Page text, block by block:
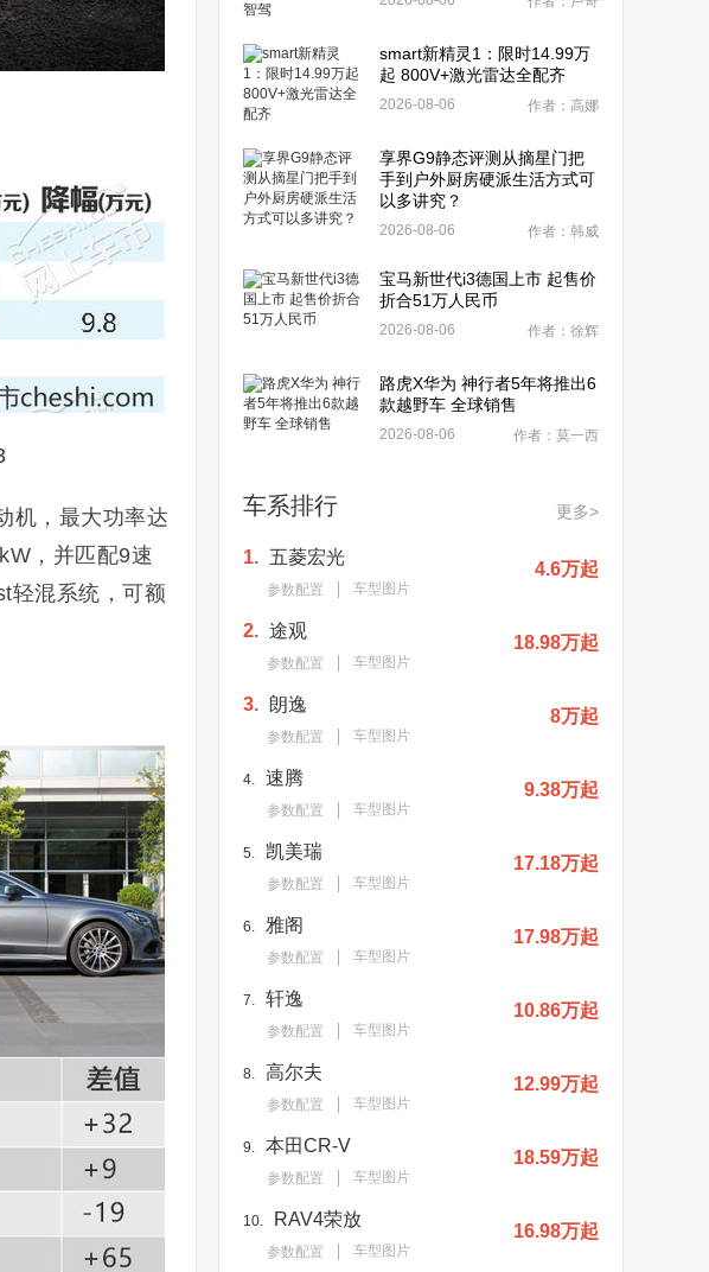
机，最大功率达
，并匹配9速
轻混系统，可额
smart新精灵1：限时14.99万
起 800V+激光雷达全配齐
2026-08-06 作者：高娜
享界G9静态评测从摘星门把
手到户外厨房硬派生活方式可
以多讲究？
2026-08-06 作者：韩威
宝马新世代i3德国上市 起售价
折合51万人民币
2026-08-06 作者：徐辉
路虎X华为 神行者5年将推出6
款越野车 全球销售
2026-08-06 作者：莫一西
车系排行 更多>
1. 五菱宏光
参数配置 车型图片
4.6万起
2. 途观
参数配置 车型图片
18.98万起
3. 朗逸
参数配置 车型图片
8万起
4. 速腾
参数配置 车型图片
9.38万起
5. 凯美瑞
参数配置 车型图片
17.18万起
6. 雅阁
参数配置 车型图片
17.98万起
7. 轩逸
参数配置 车型图片
10.86万起
8. 高尔夫
参数配置 车型图片
12.99万起
9. 本田CR-V
参数配置 车型图片
18.59万起
10. RAV4荣放
参数配置 车型图片
16.98万起